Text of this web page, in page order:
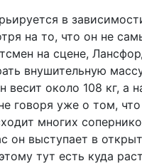
в
на то, что он не
на сцене,
внушительную
весит около 108 кг, а
говоря уже о том, что
многих
он выступает в
тут есть куда